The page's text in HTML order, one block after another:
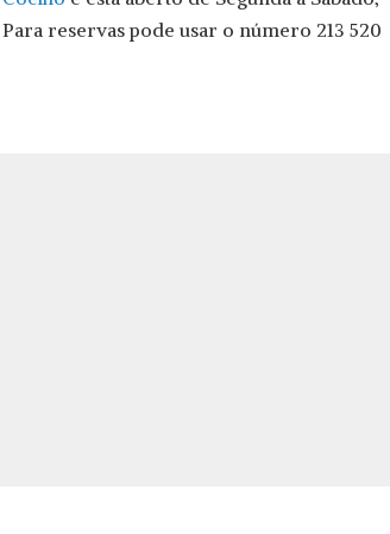
Para reservas pode usar o número 213 520